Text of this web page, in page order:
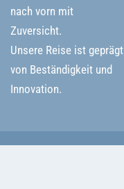
nach vorn mit
Zuversicht.
Unsere Reise ist geprägt
von Beständigkeit und
Innovation.